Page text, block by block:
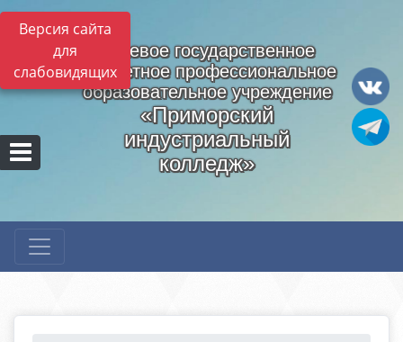
Версия сайта
для
слабовидящих
Краевое государственное
бюджетное профессиональное
образовательное учреждение
«Приморский
индустриальный
колледж»